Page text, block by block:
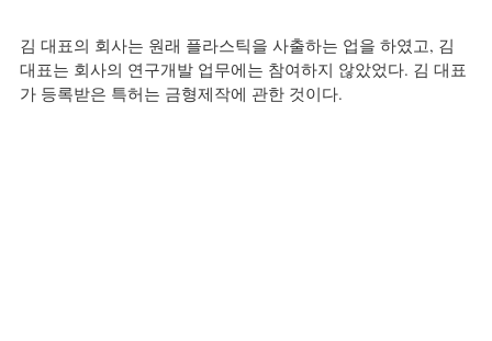
김 대표의 회사는 원래 플라스틱을 사출하는 업을 하였고, 김
대표는 회사의 연구개발 업무에는 참여하지 않았었다. 김 대표
가 등록받은 특허는 금형제작에 관한 것이다.